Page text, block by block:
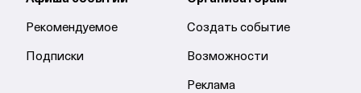
Рекомендуемое
Подписки
Создать событие
Возможности
Реклама